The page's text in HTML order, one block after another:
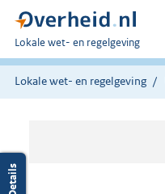
U
bent
hier:
Lokale wet- en regelgeving
Lokale wet- en regelgeving